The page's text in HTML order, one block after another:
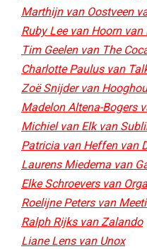
Marthijn van Oostveen
Ruby Lee van Hoorn van
Tim Geelen van The
Charlotte Paulus van
Zoë Snijder van
Madelon Altena-Bogers
Michiel van Elk van
Patricia van Heffen van
Laurens Miedema van
Elke Schroevers van
Roelijne Peters van
Ralph Rijks van Zalando
Liane Lens van Unox